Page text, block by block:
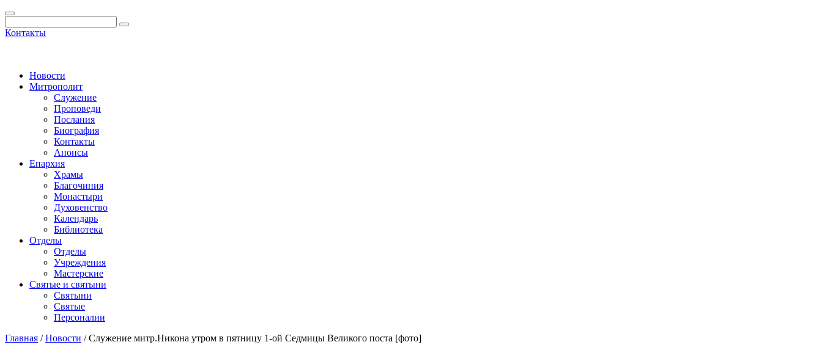
Контакты
Новости
Митрополит
Служение
Проповеди
Послания
Биография
Контакты
Анонсы
Епархия
Храмы
Благочиния
Монастыри
Духовенство
Календарь
Библиотека
Отделы
Отделы
Учреждения
Мастерские
Святые и святыни
Cвятыни
Cвятые
Персоналии
Главная /Новости /Служение митр.Никона утром в пятницу 1-ой Седмицы Великого поста [фото]